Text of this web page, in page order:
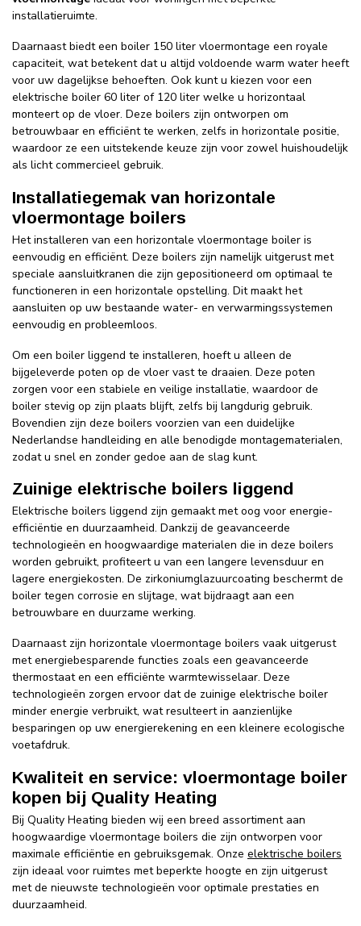
installatieruimte.
Daarnaast biedt een boiler 150 liter vloermontage een royale
capaciteit, wat betekent dat u altijd voldoende warm water heeft
voor uw dagelijkse behoeften. Ook kunt u kiezen voor een
elektrische boiler 60 liter of 120 liter welke u horizontaal
monteert op de vloer. Deze boilers zijn ontworpen om
betrouwbaar en efficiënt te werken, zelfs in horizontale positie,
waardoor ze een uitstekende keuze zijn voor zowel huishoudelijk
als licht commercieel gebruik.
Installatiegemak van horizontale
vloermontage boilers
Het installeren van een horizontale vloermontage boiler is
eenvoudig en efficiënt. Deze boilers zijn namelijk uitgerust met
speciale aansluitkranen die zijn gepositioneerd om optimaal te
functioneren in een horizontale opstelling. Dit maakt het
aansluiten op uw bestaande water- en verwarmingssystemen
eenvoudig en probleemloos.
Om een boiler liggend te installeren, hoeft u alleen de
bijgeleverde poten op de vloer vast te draaien. Deze poten
zorgen voor een stabiele en veilige installatie, waardoor de
boiler stevig op zijn plaats blijft, zelfs bij langdurig gebruik.
Bovendien zijn deze boilers voorzien van een duidelijke
Nederlandse handleiding en alle benodigde montagematerialen,
zodat u snel en zonder gedoe aan de slag kunt.
Zuinige elektrische boilers liggend
Elektrische boilers liggend zijn gemaakt met oog voor energie-
efficiëntie en duurzaamheid. Dankzij de geavanceerde
technologieën en hoogwaardige materialen die in deze boilers
worden gebruikt, profiteert u van een langere levensduur en
lagere energiekosten. De zirkoniumglazuurcoating beschermt de
boiler tegen corrosie en slijtage, wat bijdraagt aan een
betrouwbare en duurzame werking.
Daarnaast zijn horizontale vloermontage boilers vaak uitgerust
met energiebesparende functies zoals een geavanceerde
thermostaat en een efficiënte warmtewisselaar. Deze
technologieën zorgen ervoor dat de zuinige elektrische boiler
minder energie verbruikt, wat resulteert in aanzienlijke
besparingen op uw energierekening en een kleinere ecologische
voetafdruk.
Kwaliteit en service: vloermontage boiler
kopen bij Quality Heating
Bij Quality Heating bieden wij een breed assortiment aan
hoogwaardige vloermontage boilers die zijn ontworpen voor
maximale efficiëntie en gebruiksgemak. Onze elektrische boilers
zijn ideaal voor ruimtes met beperkte hoogte en zijn uitgerust
met de nieuwste technologieën voor optimale prestaties en
duurzaamheid.